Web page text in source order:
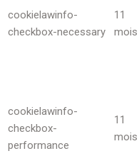
cookielawinfo-
checkbox-necessary
11
mois
cookielawinfo-
checkbox-
performance
11
mois